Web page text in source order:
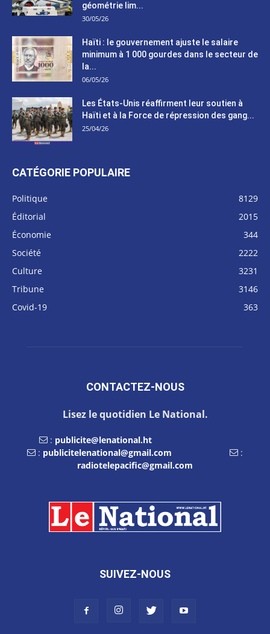
géométrie lim...
30/05/26
Haïti : le gouvernement ajuste le salaire
minimum à 1 000 gourdes dans le secteur de
la...
06/05/26
Les États-Unis réaffirment leur soutien à
Haïti et à la Force de répression des gang...
25/04/26
CATÉGORIE POPULAIRE
Politique
8129
Éditorial
2015
Économie
344
Société
2222
Culture
3231
Tribune
3146
Covid-19
363
CONTACTEZ-NOUS
Lisez le quotidien Le National.
: publicite@lenational.ht
: publicitelenational@gmail.com
:
radiotelepacific@gmail.com
SUIVEZ-NOUS